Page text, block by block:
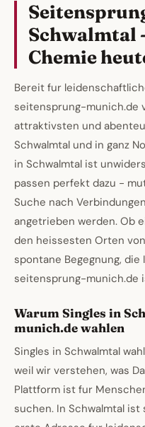
Schwalmtal
Chemie
Bereit fur
seitensprung-munich.de
attraktivsten und
Schwalmtal und in ganz
in Schwalmtal ist
passen perfekt dazu -
Suche nach
angetrieben werden. Ob
den heissesten Orten
spontane Begegnung,
seitensprung-munich.de
Warum Singles in
munich.de wahlen
Singles in Schwalmtal
weil wir verstehen, was
Plattform ist fur
suchen. In Schwalmtal